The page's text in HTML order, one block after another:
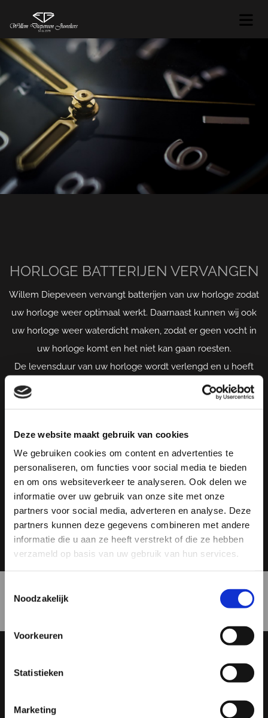
Deze website maakt gebruik van cookies
We gebruiken cookies om content en advertenties te
personaliseren, om functies voor social media te bieden
en om ons websiteverkeer te analyseren. Ook delen we
informatie over uw gebruik van onze site met onze
partners voor social media, adverteren en analyse. Deze
partners kunnen deze gegevens combineren met andere
informatie die u aan ze heeft verstrekt of die ze hebben
verzameld op basis van uw gebruik van hun services.
Noodzakelijk
Voorkeuren
Statistieken
Marketing
HORLOGE BATTERIJEN VERVANGEN
Willem Diepeveen vervangt batterijen van uw horloge zodat
uw horloge weer optimaal werkt. Daarnaast kunnen wij ook
uw horloge weer waterdicht maken, zodat er geen vocht in
uw horloge komt en het niet kan gaan roesten.
De levensduur van uw horloge wordt verlengd en u hoeft
zich geen zorgen te maken tijdens bijvoorbeeld het
Meer informatie over een batterij van een horloge
vervangen?
CONTACT OPNEMEN